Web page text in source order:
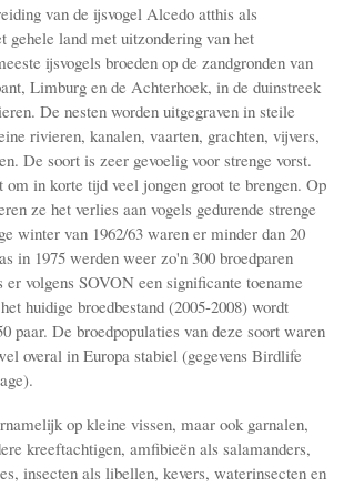
van de ijsvogel Alcedo atthis als
gehele land met uitzondering van het
ijsvogels broeden op de zandgronden van
Limburg en de Achterhoek, in de duinstreek
De nesten worden uitgegraven in steile
rivieren, kanalen, vaarten, grachten, vijvers,
De soort is zeer gevoelig voor strenge vorst.
om in korte tijd veel jongen groot te brengen. Op
ze het verlies aan vogels gedurende strenge
winter van 1962/63 waren er minder dan 20
in 1975 werden weer zo'n 300 broedparen
er volgens SOVON een significante toename
huidige broedbestand (2005-2008) wordt
paar. De broedpopulaties van deze soort waren
overal in Europa stabiel (gegevens Birdlife
op kleine vissen, maar ook garnalen,
kreeftachtigen, amfibieën als salamanders,
insecten als libellen, kevers, waterinsecten en